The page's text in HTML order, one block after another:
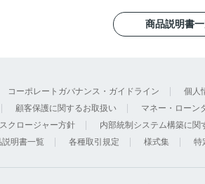
商品説明書
コーポレートガバナンス・ガイドライン 個人
顧客保護に関するお取扱い マネー・ローン
クロージャー方針 内部統制システム構築に関
説明書一覧
各種取引規定 様式集 特